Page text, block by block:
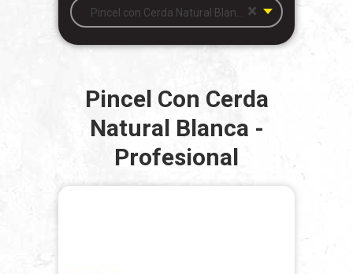
×
Pincel con Cerda Natural Blanca – Profesional
Pincel Con Cerda
Natural Blanca -
Profesional